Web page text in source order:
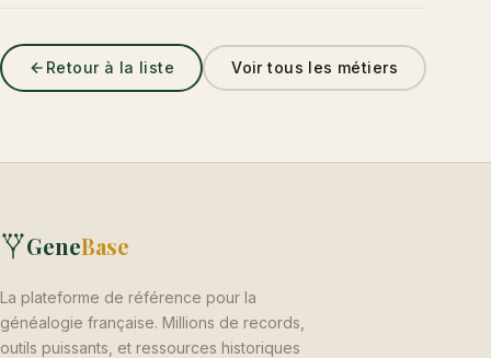
Retour à la liste Voir tous les métiers
GeneBase
La plateforme de référence pour la
généalogie française. Millions de records,
outils puissants, et ressources historiques